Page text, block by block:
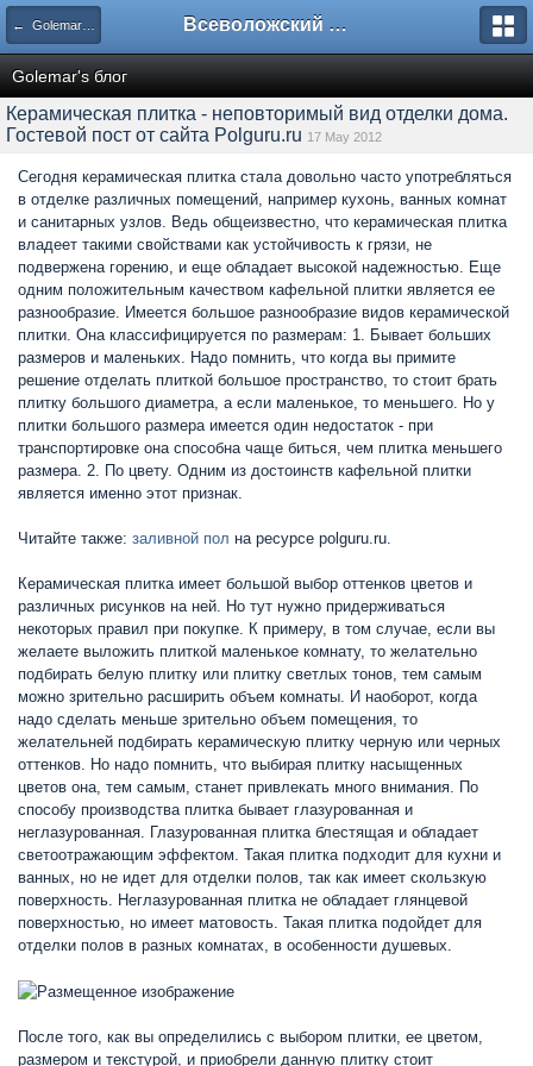
← Golemar's блог Всеволожский форум
Golemar's блог
Керамическая плитка - неповторимый вид отделки дома.
Гостевой пост от сайта Polguru.ru 17 May 2012
Сегодня керамическая плитка стала довольно часто употребляться
в отделке различных помещений, например кухонь, ванных комнат
и санитарных узлов. Ведь общеизвестно, что керамическая плитка
владеет такими свойствами как устойчивость к грязи, не
подвержена горению, и еще обладает высокой надежностью. Еще
одним положительным качеством кафельной плитки является ее
разнообразие. Имеется большое разнообразие видов керамической
плитки. Она классифицируется по размерам: 1. Бывает больших
размеров и маленьких. Надо помнить, что когда вы примите
решение отделать плиткой большое пространство, то стоит брать
плитку большого диаметра, а если маленькое, то меньшего. Но у
плитки большого размера имеется один недостаток - при
транспортировке она способна чаще биться, чем плитка меньшего
размера. 2. По цвету. Одним из достоинств кафельной плитки
является именно этот признак.
Читайте также: заливной пол на ресурсе polguru.ru.
Керамическая плитка имеет большой выбор оттенков цветов и
различных рисунков на ней. Но тут нужно придерживаться
некоторых правил при покупке. К примеру, в том случае, если вы
желаете выложить плиткой маленькое комнату, то желательно
подбирать белую плитку или плитку светлых тонов, тем самым
можно зрительно расширить объем комнаты. И наоборот, когда
надо сделать меньше зрительно объем помещения, то
желательней подбирать керамическую плитку черную или черных
оттенков. Но надо помнить, что выбирая плитку насыщенных
цветов она, тем самым, станет привлекать много внимания. По
способу производства плитка бывает глазурованная и
неглазурованная. Глазурованная плитка блестящая и обладает
светоотражающим эффектом. Такая плитка подходит для кухни и
ванных, но не идет для отделки полов, так как имеет скользкую
поверхность. Неглазурованная плитка не обладает глянцевой
поверхностью, но имеет матовость. Такая плитка подойдет для
отделки полов в разных комнатах, в особенности душевых.
После того, как вы определились с выбором плитки, ее цветом,
размером и текстурой, и приобрели данную плитку стоит